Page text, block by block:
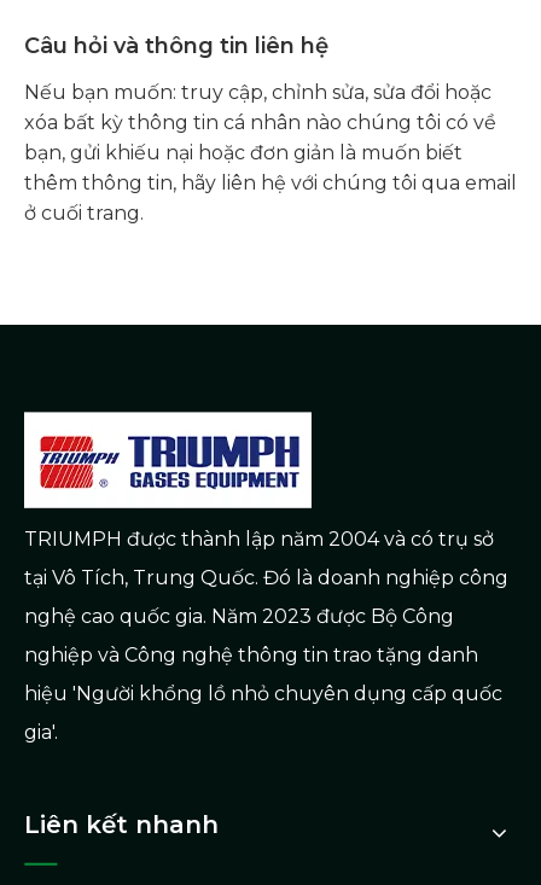
Câu hỏi và thông tin liên hệ
Nếu bạn muốn: truy cập, chỉnh sửa, sửa đổi hoặc
xóa bất kỳ thông tin cá nhân nào chúng tôi có về
bạn, gửi khiếu nại hoặc đơn giản là muốn biết
thêm thông tin, hãy liên hệ với chúng tôi qua email
ở cuối trang.
TRIUMPH được thành lập năm 2004 và có trụ sở
tại Vô Tích, Trung Quốc. Đó là doanh nghiệp công
nghệ cao quốc gia. Năm 2023 được Bộ Công
nghiệp và Công nghệ thông tin trao tặng danh
hiệu 'Người khổng lồ nhỏ chuyên dụng cấp quốc
gia'.
Liên kết nhanh